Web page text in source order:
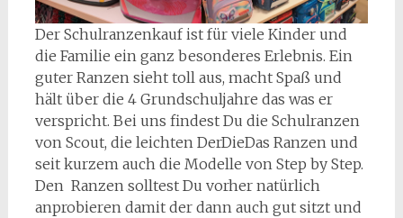
Der Schulranzenkauf ist für viele Kinder und
die Familie ein ganz besonderes Erlebnis. Ein
guter Ranzen sieht toll aus, macht Spaß und
hält über die 4 Grundschuljahre das was er
verspricht. Bei uns findest Du die Schulranzen
von Scout, die leichten DerDieDas Ranzen und
seit kurzem auch die Modelle von Step by Step.
Den Ranzen solltest Du vorher natürlich
anprobieren damit der dann auch gut sitzt und